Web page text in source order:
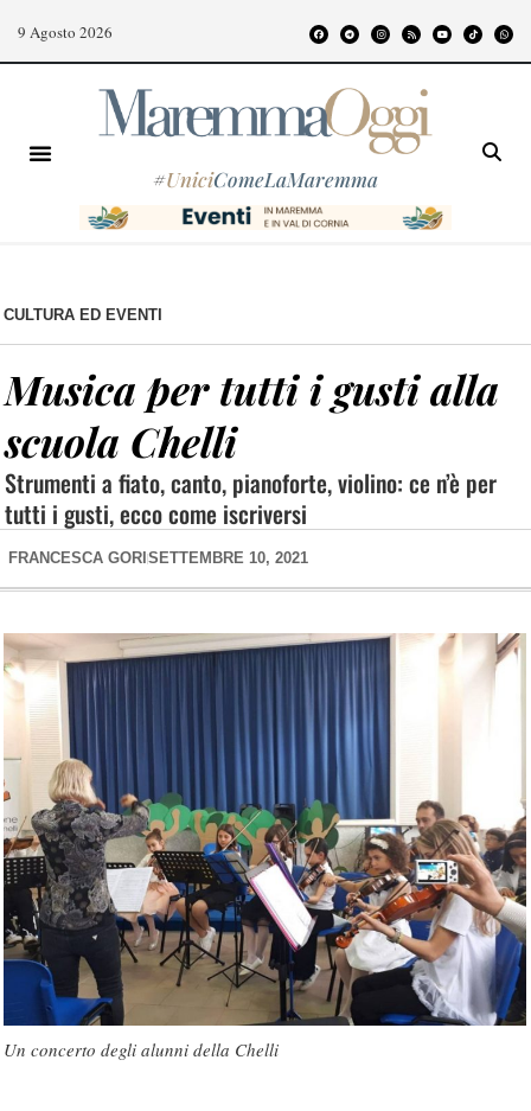
9 Agosto 2026
#UniciComeLaMaremma
CULTURA ED EVENTI
Musica per tutti i gusti alla
scuola Chelli
Strumenti a fiato, canto, pianoforte, violino: ce n’è per
tutti i gusti, ecco come iscriversi
FRANCESCA GORI SETTEMBRE 10, 2021
Un concerto degli alunni della Chelli